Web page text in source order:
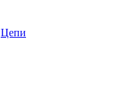
Цепи